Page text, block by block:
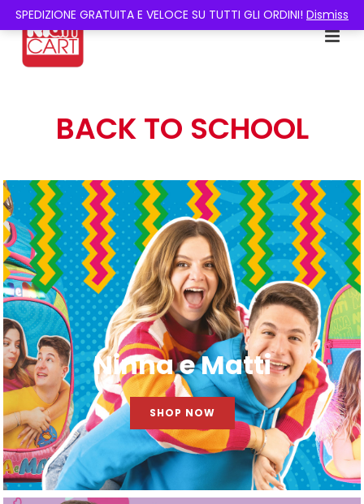
SPEDIZIONE GRATUITA E VELOCE SU TUTTI GLI ORDINI! Dismiss
BACK TO SCHOOL
Ninna e Matti
SHOP NOW